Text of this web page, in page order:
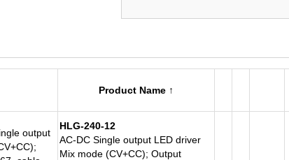
Product Name ↑
HLG-240-12
AC-DC Single output LED driver
Mix mode (CV+CC); Output